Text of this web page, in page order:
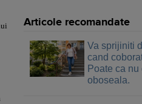
Articole recomandate
Va sprijiniti
cand
Poate ca
oboseala.